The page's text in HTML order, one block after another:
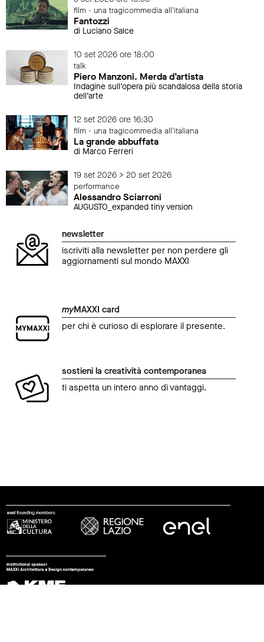
film - una tragicommedia all'italiana
Fantozzi
di Luciano Salce
10 set 2026 ore 18:00
talk
Piero Manzoni. Merda d’artista
Indagine sull’opera più scandalosa della storia
dell’arte
12 set 2026 ore 16:30
film - una tragicommedia all'italiana
La grande abbuffata
di Marco Ferreri
19 set 2026 > 20 set 2026
performance
Alessandro Sciarroni
AUGUSTO_expanded tiny version
newsletter
iscriviti alla newsletter per non perdere gli
aggiornamenti sul mondo MAXXI
myMAXXI card
per chi è curioso di esplorare il presente.
sostieni la creatività contemporanea
ti aspetta un intero anno di vantaggi.